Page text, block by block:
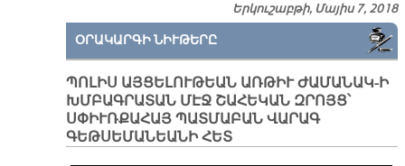
Երկուշաբթի, Մայիս 7, 2018
ՕՐԱԿԱՐԳԻ ՆԻՒԹԵՐԸ
ՊՈԼԻՍ ԱՅՑԵԼՈՒԹԵԱՆ ԱՌԹԻՒ ԺԱՄԱՆԱԿ-Ի
ԽՄԲԱԳՐԱՏԱՆ ՄԷՋ ՇԱՀԵԿԱՆ ԶՐՈՅՑ՝
ՍՓԻՒՌՔԱՀԱՅ ՊԱՏՄԱԲԱՆ ՎԱՐԱԳ
ԳԵԹՍԵՄԱՆԵԱՆԻ ՀԵՏ